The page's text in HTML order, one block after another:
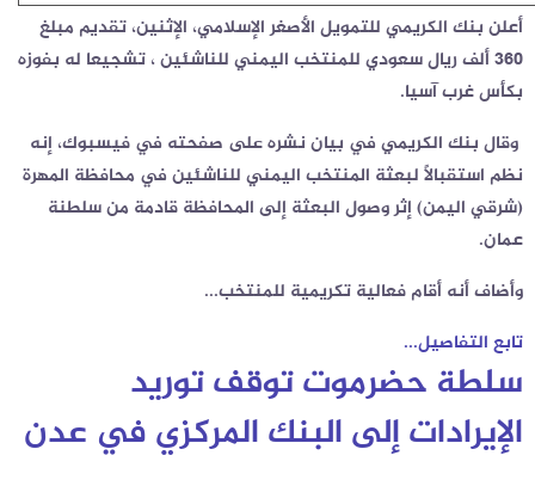
أعلن بنك الكريمي للتمويل الأصغر الإسلامي، الإثنين، تقديم مبلغ
360 ألف ريال سعودي للمنتخب اليمني للناشئين ، تشجيعا له بفوزه
بكأس غرب آسيا.
وقال بنك الكريمي في بيان نشره على صفحته في فيسبوك، إنه
نظم استقبالاً لبعثة المنتخب اليمني للناشئين في محافظة المهرة
(شرقي اليمن) إثر وصول البعثة إلى المحافظة قادمة من سلطنة
عمان.
وأضاف أنه أقام فعالية تكريمية للمنتخب...
تابع التفاصيل...
سلطة حضرموت توقف توريد
الإيرادات إلى البنك المركزي في عدن